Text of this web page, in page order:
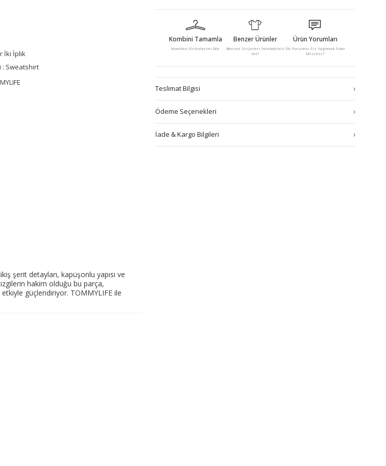
İki İplik
: Sweatshirt
şerit detayları, kapüşonlu yapısı ve
hakim olduğu bu parça,
güçlendiriyor. TOMMYLIFE ile
Kombini Tamamla
Kombin Ürünlerini Gör
Benzer Ürünler
Benzer Ürünleri İncelediniz
mi?
Ürün Yorumları
İlk Yorumu Siz Yapmak İster
Misiniz?
Teslimat Bilgisi
Ödeme Seçenekleri
İade & Kargo Bilgileri